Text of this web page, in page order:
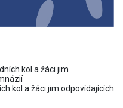
kol a žáci jim
a žáci jim odpovídajících